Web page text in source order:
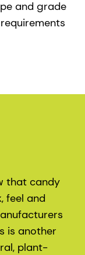
and grade
that candy
feel and
is another
plant-